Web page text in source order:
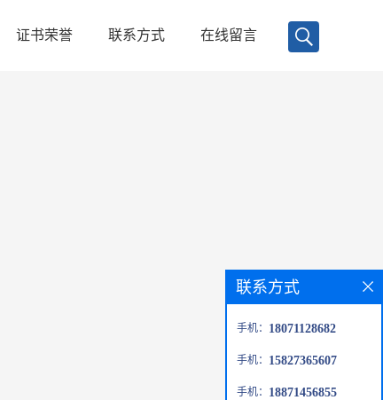
证书荣誉 联系方式 在线留言
联系方式
手机： 18071128682
手机： 15827365607
手机： 18871456855